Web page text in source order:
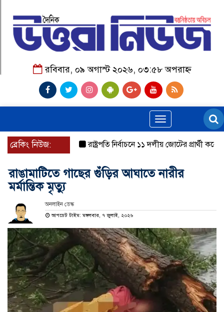
রবিবার, ০৯ অগাস্ট ২০২৬, ০৩:৫৮ অপরাহ্ন
Toggle
navigation
ব্রেকিং নিউজ: রাষ্ট্রপতি নির্বাচনে ১১ দলীয় জোটের প্রার্থী কর্নেল
রাঙামাটিতে গাছের গুঁড়ির আঘাতে নারীর
মর্মান্তিক মৃত্যু
অনলাইন ডেস্ক
আপডেট টাইম: মঙ্গলবার, ৭ জুলাই, ২০২৬